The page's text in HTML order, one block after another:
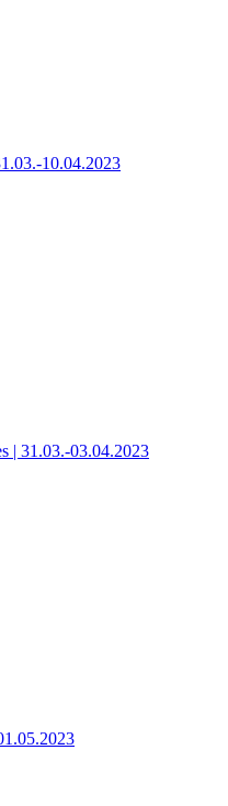
10.04.2023
| 31.03.-03.04.2023